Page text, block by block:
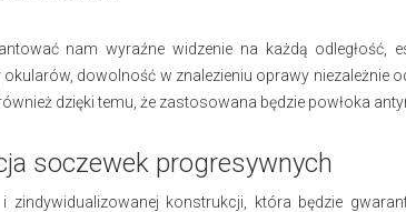
nam wyraźne widzenie na każdą odległość,
dowolność w znalezieniu oprawy niezależnie
dzięki temu, że zastosowana będzie powłoka
soczewek progresywnych
zindywidualizowanej konstrukcji, która będzie